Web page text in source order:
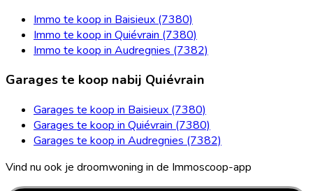
Immo te koop in Baisieux (7380)
Immo te koop in Quiévrain (7380)
Immo te koop in Audregnies (7382)
Garages te koop nabij Quiévrain
Garages te koop in Baisieux (7380)
Garages te koop in Quiévrain (7380)
Garages te koop in Audregnies (7382)
Vind nu ook je droomwoning in de Immoscoop-app